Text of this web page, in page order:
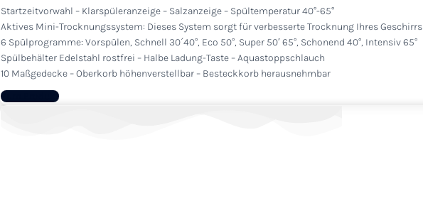
Startzeitvorwahl – Klarspüleranzeige – Salzanzeige – Spültemperatur 40°-65°
Aktives Mini-Trocknungssystem: Dieses System sorgt für verbesserte Trocknung Ihres Geschirrs
6 Spülprogramme: Vorspülen, Schnell 30´40°, Eco 50°, Super 50′ 65°, Schonend 40°, Intensiv 65°
Spülbehälter Edelstahl rostfrei – Halbe Ladung-Taste – Aquastoppschlauch
10 Maßgedecke – Oberkorb höhenverstellbar – Besteckkorb herausnehmbar
Zum Produkt